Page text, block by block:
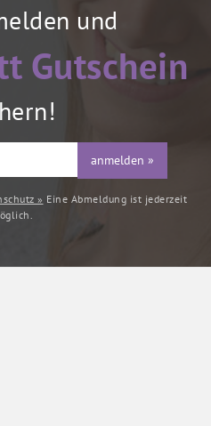
und
Gutschein
anmelden »
» Eine Abmeldung ist jederzeit